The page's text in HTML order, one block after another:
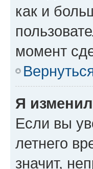
как и
момент
Я
Если вы
летнего
значит,